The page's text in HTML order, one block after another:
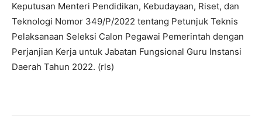
Keputusan Menteri Pendidikan, Kebudayaan, Riset, dan
Teknologi Nomor 349/P/2022 tentang Petunjuk Teknis
Pelaksanaan Seleksi Calon Pegawai Pemerintah dengan
Perjanjian Kerja untuk Jabatan Fungsional Guru Instansi
Daerah Tahun 2022. (rls)